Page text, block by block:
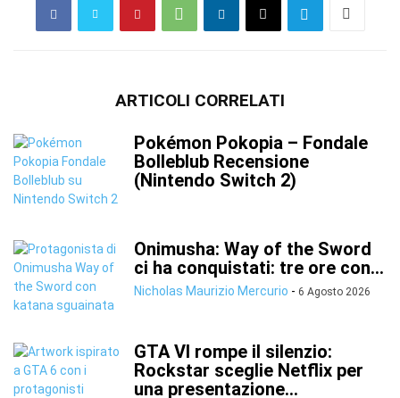
ARTICOLI CORRELATI
Pokémon Pokopia – Fondale
Bolleblub Recensione
(Nintendo Switch 2)
Onimusha: Way of the Sword
ci ha conquistati: tre ore con...
Nicholas Maurizio Mercurio - 6 Agosto 2026
GTA VI rompe il silenzio:
Rockstar sceglie Netflix per
una presentazione...